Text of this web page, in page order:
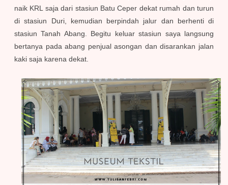
naik KRL saja dari stasiun Batu Ceper dekat rumah dan turun
di stasiun Duri, kemudian berpindah jalur dan berhenti di
stasiun Tanah Abang. Begitu keluar stasiun saya langsung
bertanya pada abang penjual asongan dan disarankan jalan
kaki saja karena dekat.